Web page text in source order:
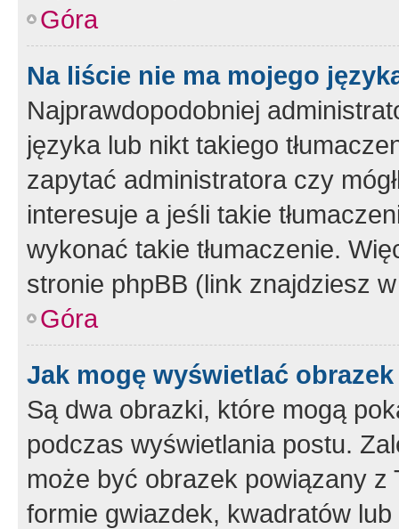
Góra
Na liście nie ma mojego
Najprawdopodobniej
języka lub nikt takiego
zapytać administratora czy
interesuje a jeśli takie
wykonać takie tłumaczenie.
stronie phpBB (link znajdziesz
Góra
Jak mogę wyświetlać
Są dwa obrazki, które mogą
podczas wyświetlania postu.
może być obrazek powiązany z
formie gwiazdek, kwadratów